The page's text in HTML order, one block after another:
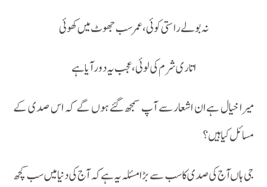
نہ بولے راستی کوئی ، عمر سب جھوٹ میں کھوئی
اتاری شرم کی لوئی، عجب یہ دور آیا ہے
میرا خیال ہے ان اشعار سے آپ سمجھ گئے ہوں گے کہ اس صدی کے
مسائل کیا ہیں ؟
جی ہاں آج کی صدی کا سب سے بڑا مسئلہ یہ ہے کہ آج کی دنیا میں سب کچھ